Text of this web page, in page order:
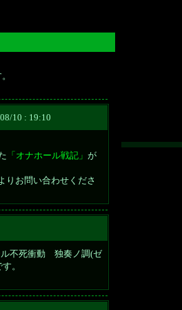
10 : 19:10
「オナホール戦記」 が
りお問い合わせくださ
ル不死衝動 独奏ノ調(ゼ
。